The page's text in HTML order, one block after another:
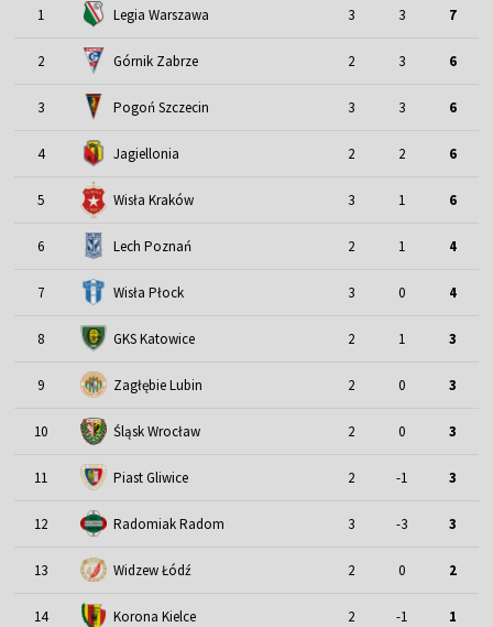
1 Legia Warszawa 3 3 7
2 Górnik Zabrze 2 3 6
3 Pogoń Szczecin 3 3 6
4 Jagiellonia 2 2 6
5 Wisła Kraków 3 1 6
6 Lech Poznań 2 1 4
7 Wisła Płock 3 0 4
8 GKS Katowice 2 1 3
9 Zagłębie Lubin 2 0 3
10 Śląsk Wrocław 2 0 3
11 Piast Gliwice 2 -1 3
12 Radomiak Radom 3 -3 3
13 Widzew Łódź 2 0 2
14 Korona Kielce 2 -1 1